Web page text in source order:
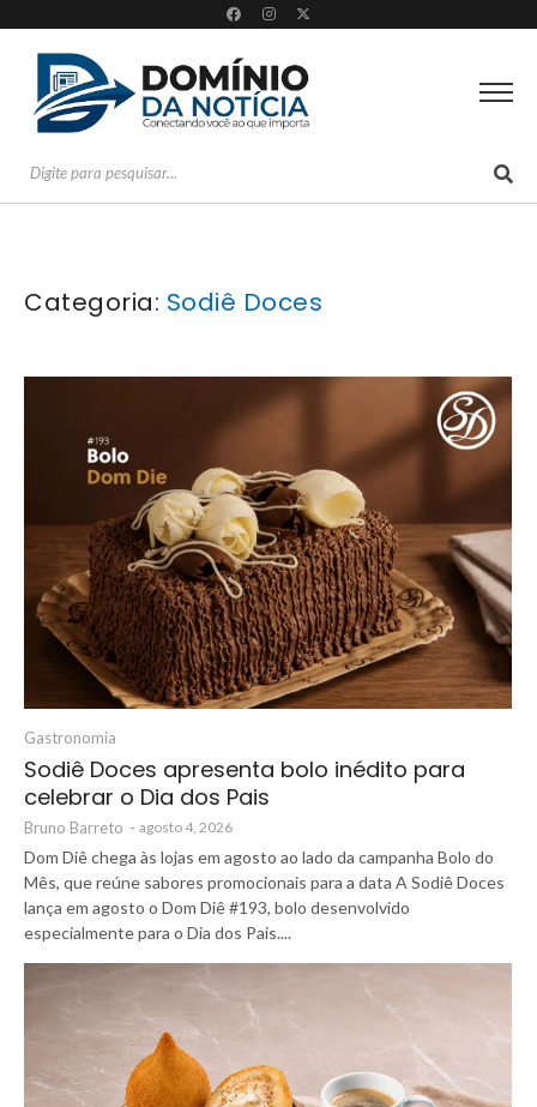
Categoria: Sodiê Doces
Gastronomia
Sodiê Doces apresenta bolo inédito para
celebrar o Dia dos Pais
Bruno Barreto - agosto 4, 2026
Dom Diê chega às lojas em agosto ao lado da campanha Bolo do
Mês, que reúne sabores promocionais para a data A Sodiê Doces
lança em agosto o Dom Diê #193, bolo desenvolvido
especialmente para o Dia dos Pais....